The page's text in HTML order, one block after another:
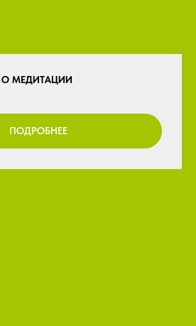
О МЕДИТАЦИИ
ПОДРОБНЕЕ